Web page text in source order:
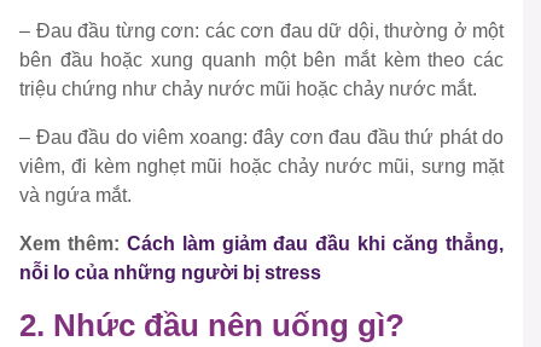
– Đau đầu từng cơn: các cơn đau dữ dội, thường ở một
bên đầu hoặc xung quanh một bên mắt kèm theo các
triệu chứng như chảy nước mũi hoặc chảy nước mắt.
– Đau đầu do viêm xoang: đây cơn đau đầu thứ phát do
viêm, đi kèm nghẹt mũi hoặc chảy nước mũi, sưng mặt
và ngứa mắt.
Xem thêm: Cách làm giảm đau đầu khi căng thẳng,
nỗi lo của những người bị stress
2. Nhức đầu nên uống gì?